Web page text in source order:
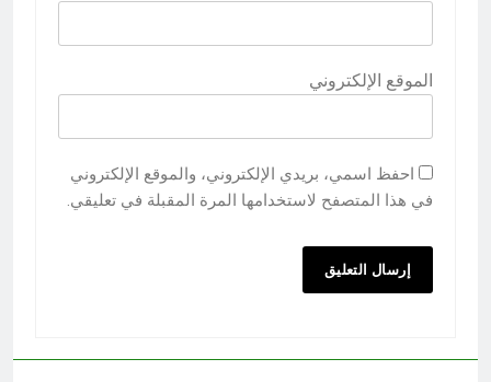
الموقع الإلكتروني
احفظ اسمي، بريدي الإلكتروني، والموقع الإلكتروني
في هذا المتصفح لاستخدامها المرة المقبلة في تعليقي.